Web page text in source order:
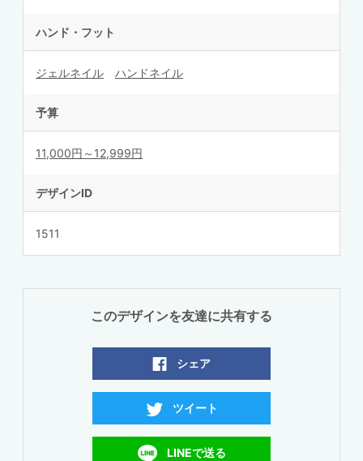
ハンド・フット
ジェルネイル ハンドネイル
予算
11,000円～12,999円
デザインID
1511
このデザインを友達に共有する
シェア
ツイート
LINEで送る